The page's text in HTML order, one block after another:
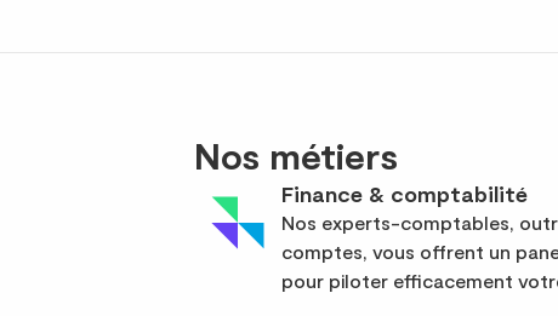
Nos métiers
Finance & comptabilité
Nos experts-comptables,
comptes, vous offrent un
pour piloter efficacement